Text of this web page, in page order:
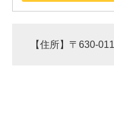
【住所】〒630-